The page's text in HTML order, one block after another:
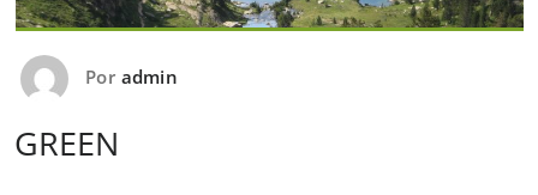
Por admin
GREEN